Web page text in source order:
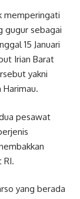
memperingati
gugur sebagai
15 Januari
Irian Barat
yakni
Harimau.
pesawat
RI.
yang berada